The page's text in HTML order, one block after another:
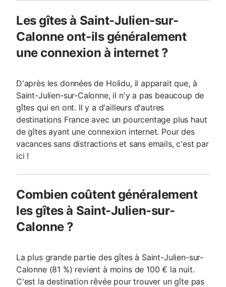
Les gîtes à Saint-Julien-sur-
Calonne ont-ils généralement
une connexion à internet ?
D'après les données de Holidu, il apparait que, à
Saint-Julien-sur-Calonne, il n'y a pas beaucoup de
gîtes qui en ont. Il y a d'ailleurs d'autres
destinations France avec un pourcentage plus haut
de gîtes ayant une connexion internet. Pour des
vacances sans distractions et sans emails, c'est par
ici !
Combien coûtent généralement
les gîtes à Saint-Julien-sur-
Calonne ?
La plus grande partie des gîtes à Saint-Julien-sur-
Calonne (81 %) revient à moins de 100 € la nuit.
C'est la destination rêvée pour trouver un gîte pas